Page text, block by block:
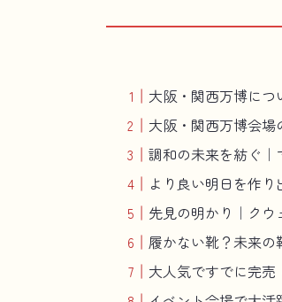
大阪・関西万博につ
大阪・関西万博会
調和の未来を紡ぐ｜
より良い明日を作
先見の明かり｜クウ
履かない靴？未来
大人気ですでに完売